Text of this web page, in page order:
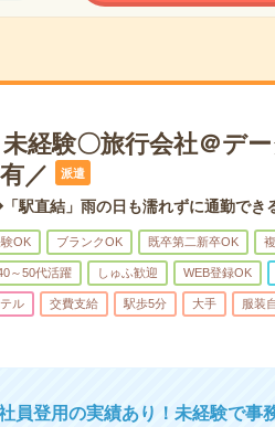
未経験〇旅行会社＠デ
／
派遣
駅直結」雨の日も濡れずに通勤でき
OK ブランクOK 既卒第二新卒OK
～50代活躍 しゅふ歓迎 WEB登録OK
ル 交費支給 駅歩5分 大手 服装
員登用の実績あり！未経験で事